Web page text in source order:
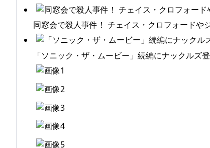
同窓会で殺人事件！ チェイス・クロフォードや
「ソニック・ザ・ムービー」続編にナックル